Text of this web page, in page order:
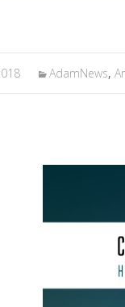
AdamNews,